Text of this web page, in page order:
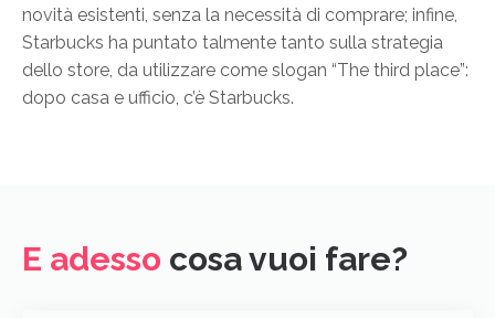
novità esistenti, senza la necessità di comprare; infine,
Starbucks ha puntato talmente tanto sulla strategia
dello store, da utilizzare come slogan “The third place”:
dopo casa e ufficio, c’è Starbucks.
E adesso cosa vuoi fare?